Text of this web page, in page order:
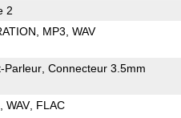
2
MP3 WAV
Parleur Connecteur 3.5mm
WAV FLAC